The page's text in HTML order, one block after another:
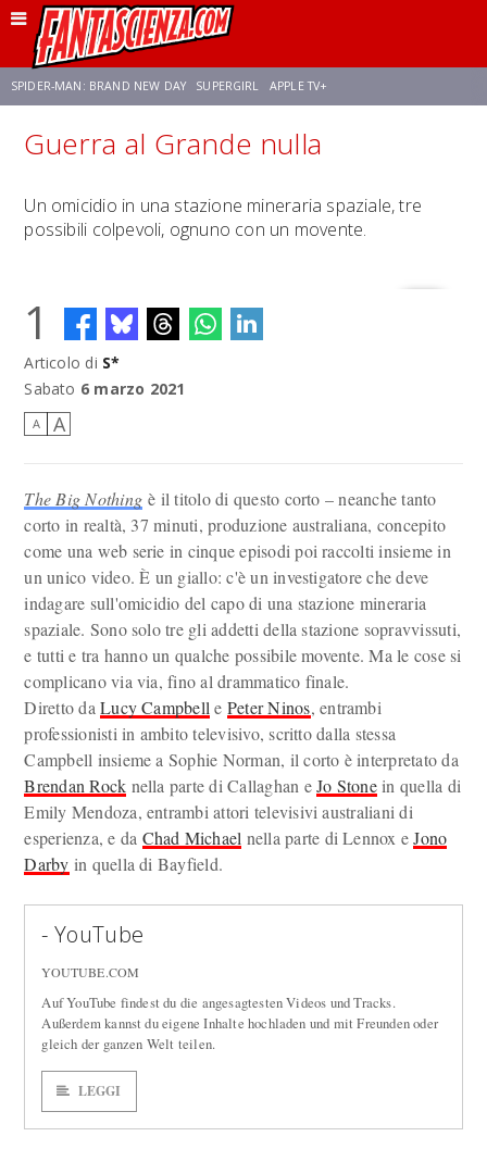
SPIDER-MAN: BRAND NEW DAY SUPERGIRL APPLE TV+
FRANCO RICCIARDIELLO ZENDAYA AVENGERS: DOOMSDAY
NETFLIX SADIE SINK CELIA ROSE GOODING
Guerra al Grande nulla
Un omicidio in una stazione mineraria spaziale, tre
possibili colpevoli, ognuno con un movente.
1
Articolo di S*
Sabato 6 marzo 2021
A A
The Big Nothing è il titolo di questo corto – neanche tanto
corto in realtà, 37 minuti, produzione australiana, concepito
come una web serie in cinque episodi poi raccolti insieme in
un unico video. È un giallo: c'è un investigatore che deve
indagare sull'omicidio del capo di una stazione mineraria
spaziale. Sono solo tre gli addetti della stazione sopravvissuti,
e tutti e tra hanno un qualche possibile movente. Ma le cose si
complicano via via, fino al drammatico finale.
Diretto daLucy Campbell e Peter Ninos, entrambi
professionisti in ambito televisivo, scritto dalla stessa
Campbell insieme a Sophie Norman, il corto è interpretato da
Brendan Rock nella parte di Callaghan eJo Stonein quella di
Emily Mendoza, entrambi attori televisivi australiani di
esperienza, e da Chad Michael nella parte di Lennox eJono
Darby in quella di Bayfield.
- YouTube
YOUTUBE.COM
Auf YouTube findest du die angesagtesten Videos und Tracks.
Außerdem kannst du eigene Inhalte hochladen und mit Freunden oder
gleich der ganzen Welt teilen.
LEGGI